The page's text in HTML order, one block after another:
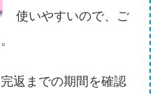
使いやすいので、ご
返までの期間を確認